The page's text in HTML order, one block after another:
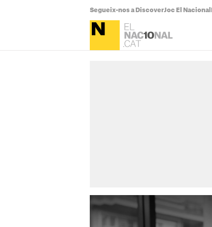
Segueix-nos a DiscoverJoc El Nacional